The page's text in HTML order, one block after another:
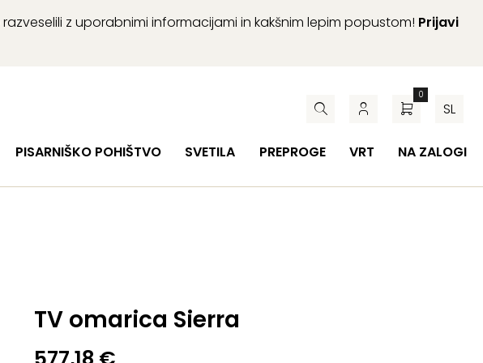
z uporabnimi informacijami in kakšnim lepim popustom! Prijavi
0
SL
PISARNIŠKO POHIŠTVO SVETILA PREPROGE VRT NA ZALOGI
TV omarica Sierra